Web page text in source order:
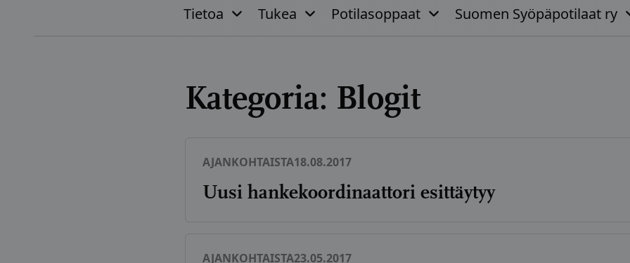
Tietoa Tukea Potilasoppaat Suomen Syöpäpotilaat ry
Kategoria: Blogit
AJANKOHTAISTA18.08.2017
Uusi hankekoordinaattori esittäytyy
AJANKOHTAISTA23.05.2017